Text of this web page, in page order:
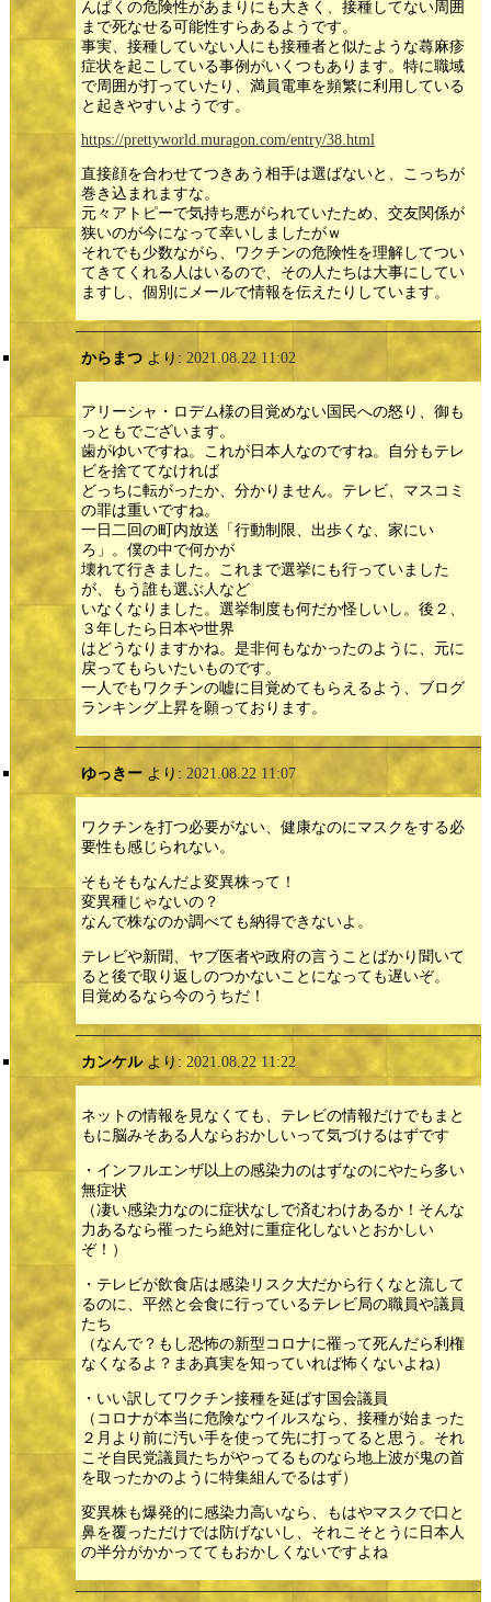
んぱくの危険性があまりにも大きく、接種してない周囲
まで死なせる可能性すらあるようです。
事実、接種していない人にも接種者と似たような蕁麻疹
症状を起こしている事例がいくつもあります。特に職域
で周囲が打っていたり、満員電車を頻繁に利用している
と起きやすいようです。
https://prettyworld.muragon.com/entry/38.html
直接顔を合わせてつきあう相手は選ばないと、こっちが
巻き込まれますな。
元々アトピーで気持ち悪がられていたため、交友関係が
狭いのが今になって幸いしましたがｗ
それでも少数ながら、ワクチンの危険性を理解してつい
てきてくれる人はいるので、その人たちは大事にしてい
ますし、個別にメールで情報を伝えたりしています。
からまつ より: 2021.08.22 11:02
アリーシャ・ロデム様の目覚めない国民への怒り、御も
っともでございます。
歯がゆいですね。これが日本人なのですね。自分もテレ
ビを捨ててなければ
どっちに転がったか、分かりません。テレビ、マスコミ
の罪は重いですね。
一日二回の町内放送「行動制限、出歩くな、家にい
ろ」。僕の中で何かが
壊れて行きました。これまで選挙にも行っていました
が、もう誰も選ぶ人など
いなくなりました。選挙制度も何だか怪しいし。後２、
３年したら日本や世界
はどうなりますかね。是非何もなかったのように、元に
戻ってもらいたいものです。
一人でもワクチンの嘘に目覚めてもらえるよう、ブログ
ランキング上昇を願っております。
ゆっきー より: 2021.08.22 11:07
ワクチンを打つ必要がない、健康なのにマスクをする必
要性も感じられない。
そもそもなんだよ変異株って！
変異種じゃないの？
なんで株なのか調べても納得できないよ。
テレビや新聞、ヤブ医者や政府の言うことばかり聞いて
ると後で取り返しのつかないことになっても遅いぞ。
目覚めるなら今のうちだ！
カンケル より: 2021.08.22 11:22
ネットの情報を見なくても、テレビの情報だけでもまと
もに脳みそある人ならおかしいって気づけるはずです
・インフルエンザ以上の感染力のはずなのにやたら多い
無症状
（凄い感染力なのに症状なしで済むわけあるか！そんな
力あるなら罹ったら絶対に重症化しないとおかしい
ぞ！）
・テレビが飲食店は感染リスク大だから行くなと流して
るのに、平然と会食に行っているテレビ局の職員や議員
たち
（なんで？もし恐怖の新型コロナに罹って死んだら利権
なくなるよ？まあ真実を知っていれば怖くないよね）
・いい訳してワクチン接種を延ばす国会議員
（コロナが本当に危険なウイルスなら、接種が始まった
２月より前に汚い手を使って先に打ってると思う。それ
こそ自民党議員たちがやってるものなら地上波が鬼の首
を取ったかのように特集組んでるはず）
変異株も爆発的に感染力高いなら、もはやマスクで口と
鼻を覆っただけでは防げないし、それこそとうに日本人
の半分がかかっててもおかしくないですよね